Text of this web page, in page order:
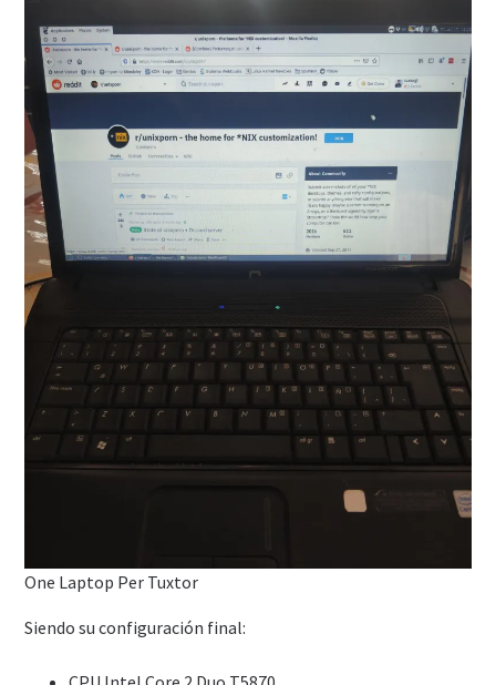
One Laptop Per Tuxtor
Siendo su configuración final: